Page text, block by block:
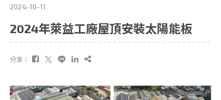
2024-10-11
2024年萊益工廠屋頂安裝太陽能板
分享：